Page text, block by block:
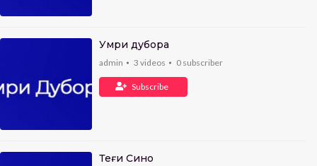
Умри дубора
admin 3 videos 0subscriber
Subscribe
Теғи Сино